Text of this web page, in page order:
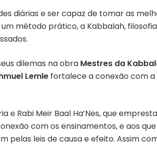
diárias e ser capaz de tomar as
método prático, a Kabbalah,
dilemas na obra Mestres da
Lemle fortalece a conexão com
e Rabi Meir Baal Ha’Nes, que
com os ensinamentos, e aos
pelas leis de causa e efeito. Assim